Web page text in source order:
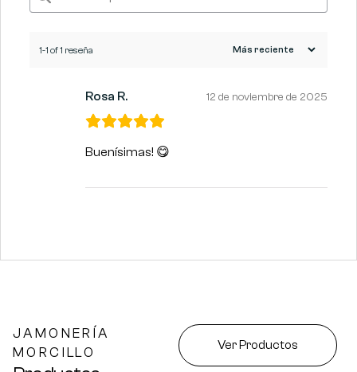
1-1 of 1 reseña
Rosa R. 12 de noviembre de 2025
Buenísimas! 😋
JAMONERÍA
MORCILLO
Ver Productos